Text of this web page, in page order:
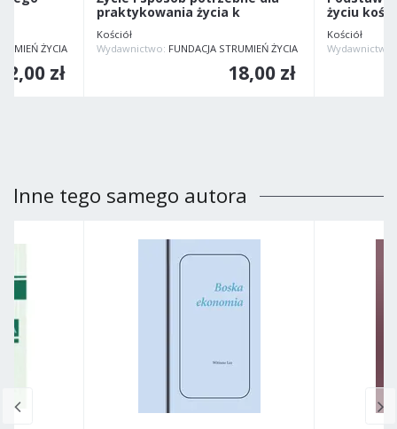
ŻYCIA
zł
praktykowania życia k
Kościół
Wydawnictwo: FUNDACJA STRUMIEŃ ŻYCIA
18,00 zł
życiu
Kościół
Inne tego samego autora